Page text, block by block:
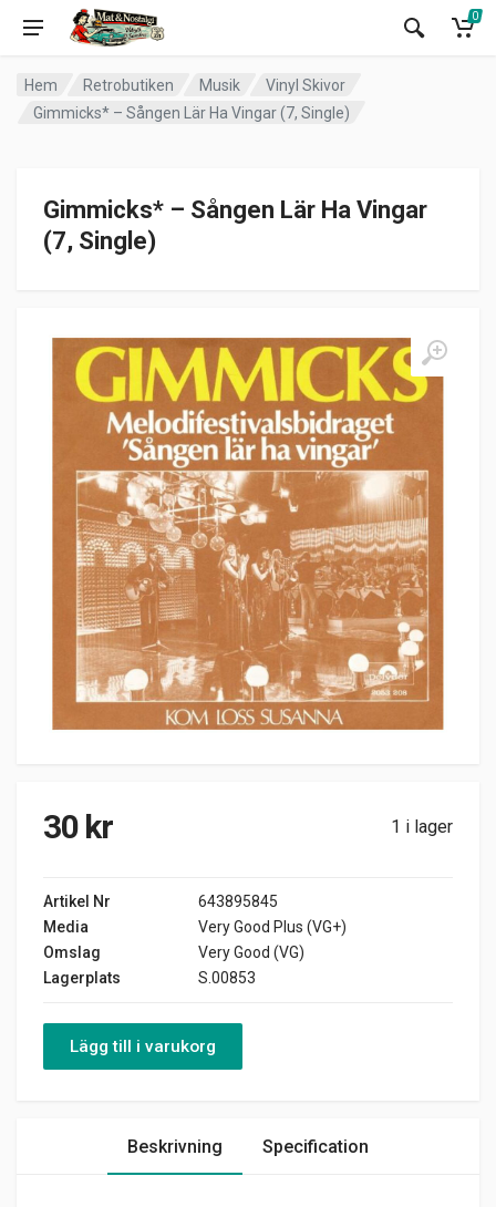
0
Hem Retrobutiken Musik
Vinyl Skivor
Gimmicks* – Sången Lär Ha Vingar (7, Single)
Gimmicks* – Sången Lär Ha Vingar
(7, Single)
30 kr 1 i lager
Artikel Nr
643895845
Media
Very Good Plus (VG+)
Omslag
Very Good (VG)
Lagerplats
S.00853
Lägg till i varukorg
Beskrivning Specification